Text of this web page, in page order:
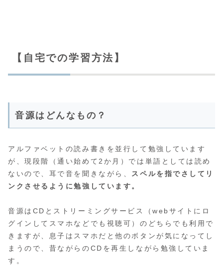
【自宅での学習方法】
音源はどんなもの？
アルファベットの読み書きを並行して勉強しています
が、現段階（通い始めて2か月）では単語としては読め
ないので、耳で音を聞きながら、 スペルを指でさしてリ
ンクさせるように勉強しています。
音源はCDとストリーミングサービス（webサイトにロ
グインしてスマホなどでも視聴可）のどちらでも利用で
きますが、息子はスマホだと他のボタンが気になってし
まうので、昔ながらのCDを再生しながら勉強していま
す。